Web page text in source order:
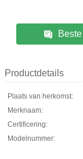
Productdetails
Plaats van herkomst:
Merknaam:
Certificering:
Modelnummer: